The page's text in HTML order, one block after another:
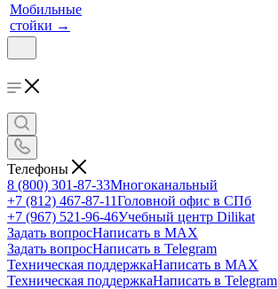
Мобильные
стойки →
Телефоны
8 (800) 301-87-33Многоканальный
+7 (812) 467-87-11Головной офис в СПб
+7 (967) 521-96-46Учебный центр Dilikat
Задать вопросНаписать в MAX
Задать вопросНаписать в Telegram
Техническая поддержкаНаписать в MAX
Техническая поддержкаНаписать в Telegram